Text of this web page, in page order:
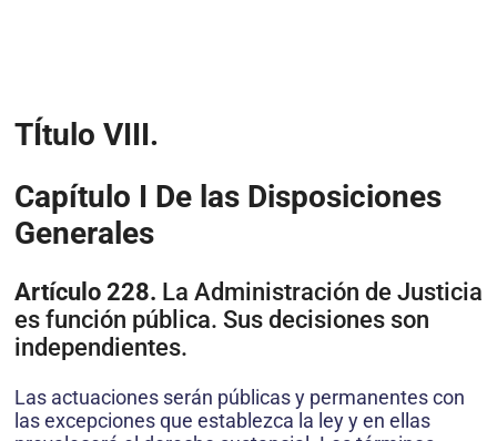
TÍtulo VIII.
Capítulo I De las Disposiciones
Generales
Artículo 228. La Administración de Justicia
es función pública. Sus decisiones son
independientes.
Las actuaciones serán públicas y permanentes con
las excepciones que establezca la ley y en ellas